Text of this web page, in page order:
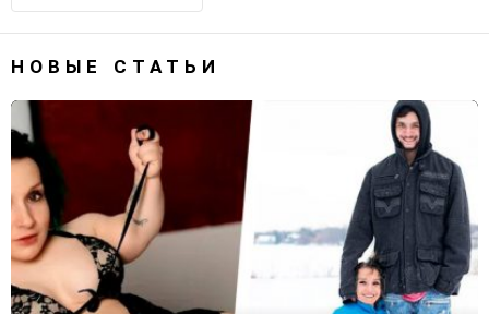
НОВЫЕ СТАТЬИ